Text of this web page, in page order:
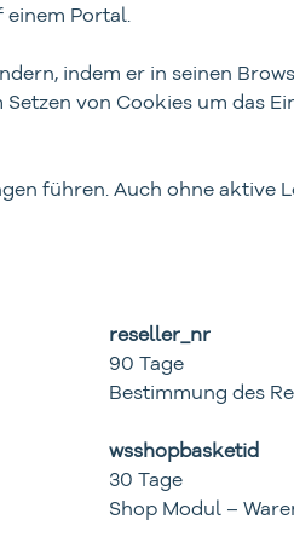
Portal.
indem er in seinen
von Cookies um das
führen. Auch ohne aktive
reseller_nr
90 Tage
Bestimmung des
wsshopbasketid
30 Tage
Shop Modul –